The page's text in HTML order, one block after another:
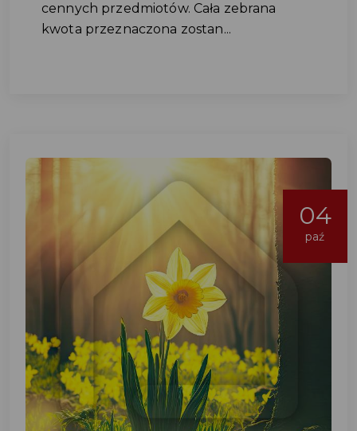
cennych przedmiotów. Cała zebrana
kwota przeznaczona zostan...
04
paź